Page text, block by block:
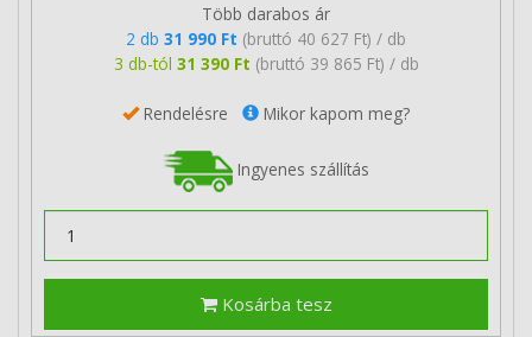
Több darabos ár
2 db 31 990 Ft (bruttó 40 627 Ft) / db
3 db-tól 31 390 Ft (bruttó 39 865 Ft) / db
Rendelésre Mikor kapom meg?
Ingyenes szállítás
Kosárba tesz